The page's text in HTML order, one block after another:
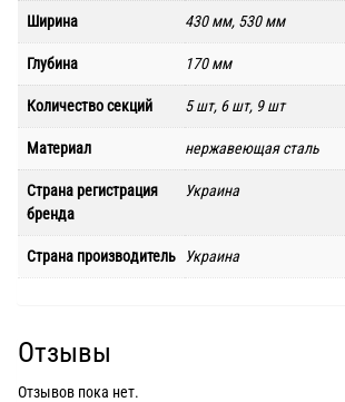
Ширина 430 мм, 530 мм
Глубина 170 мм
Количество секций 5 шт, 6 шт, 9 шт
Материал нержавеющая сталь
Страна регистрация
бренда
Украина
Страна производитель Украина
Отзывы
Отзывов пока нет.